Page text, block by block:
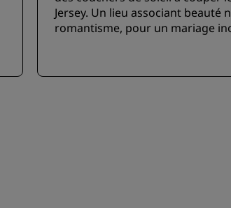
Jersey. Un lieu associant beauté
romantisme, pour un mariage